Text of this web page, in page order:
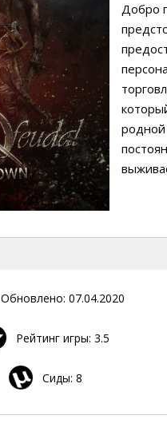
Добро
родной
Обновлено: 07.04.2020
Рейтинг игры: 3.5
Сиды: 8